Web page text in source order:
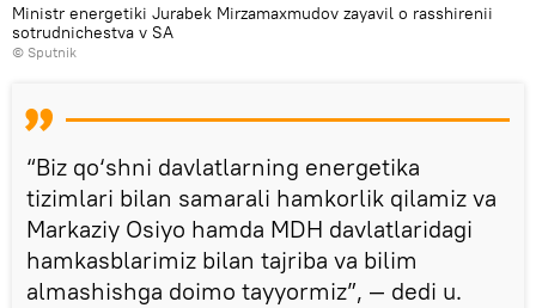
Ministr energetiki Jurabek Mirzamaxmudov zayavil o rasshirenii
sotrudnichestva v SA
© Sputnik
“Biz qo‘shni davlatlarning energetika
tizimlari bilan samarali hamkorlik qilamiz va
Markaziy Osiyo hamda MDH davlatlaridagi
hamkasblarimiz bilan tajriba va bilim
almashishga doimo tayyormiz”, — dedi u.